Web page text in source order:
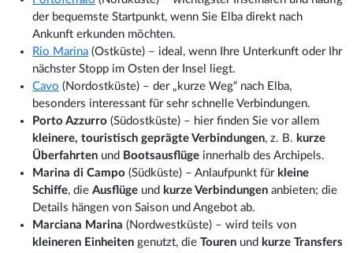
der bequemste Startpunkt, wenn Sie Elba direkt nach
Ankunft erkunden möchten.
Rio Marina (Ostküste) – ideal, wenn Ihre Unterkunft oder Ihr
nächster Stopp im Osten der Insel liegt.
Cavo (Nordostküste) – der „kurze Weg“ nach Elba,
besonders interessant für sehr schnelle Verbindungen.
Porto Azzurro (Südostküste) – hier finden Sie vor allem
kleinere, touristisch geprägte Verbindungen, z. B. kurze
Überfahrten und Bootsausflüge innerhalb des Archipels.
Marina di Campo (Südküste) – Anlaufpunkt für kleine
Schiffe, dieAusflüge und kurze Verbindungen anbieten; die
Details hängen von Saison und Angebot ab.
Marciana Marina (Nordwestküste) – wird teils von
kleineren Einheiten genutzt, dieTouren und kurze Transfers